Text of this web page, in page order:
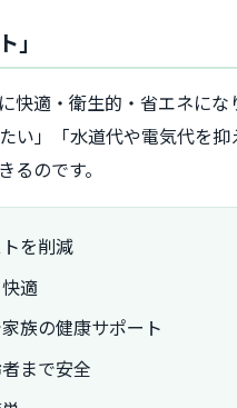
」
快適・衛生的・省エネに
い」「水道代や電気代を
のです。
を削減
適
族の健康サポート
まで安全